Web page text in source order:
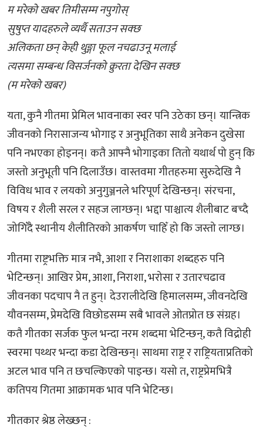
म मरेको खबर तिमीसम्म नपुगोस्
सुषुप्त यादहरुले व्यर्थै सताउन सक्छ
अलिकता छन् केही थुङ्गा फूल नचढाउनू मलाई
त्यसमा सम्बन्ध विसर्जनको क्रुरता देखिन सक्छ
(म मरेको खबर)
यता, कुनै गीतमा प्रेमिल भावनाका स्वर पनि उठेका छन्। यान्त्रिक
जीवनको निरासाजन्य भोगाइ र अनुभूतिका साथै अनेकन दुखेसा
पनि नभएका होइनन्। कतै आफ्नै भोगाइका तितो यथार्थ पो हुन् कि
जस्तो अनुभूती पनि दिलाउँछ। वास्तवमा गीतहरुमा सुरुदेखि नै
विविध भाव र लयको अनुगुञ्जनले भरिपूर्ण देखिन्छन्। संरचना,
विषय र शैली सरल र सहज लाग्छन्। भद्दा पाश्चात्य शैलीबाट बच्दै
जोगिँदै स्थानीय शैलीतिरको आकर्षण चाहिँ हो कि जस्तो लाग्छ।
गीतमा राष्ट्रभक्ति मात्र नभै, आशा र निराशाका शब्दहरु पनि
भेटिन्छन्। आखिर प्रेम, आशा, निराशा, भरोसा र उतारचढाव
जीवनका पदचाप नै त हुन्। देउरालीदेखि हिमालसम्म, जीवनदेखि
यौवनसम्म, प्रेमदेखि विछोडसम्म सबै भावले ओतप्रोत छ संग्रह।
कतै गीतका सर्जक फुल भन्दा नरम शब्दमा भेटिन्छन्, कतै विद्रोही
स्वरमा पथ्थर भन्दा कडा देखिन्छन्। साथमा राष्ट्र र राष्ट्रियताप्रतिको
अटल भाव पनि त छचल्किएको पाइन्छ। यसो त, राष्ट्रप्रेमभित्रै
कतिपय गितमा आक्रामक भाव पनि भेटिन्छ।
गीतकार श्रेष्ठ लेख्छन् :